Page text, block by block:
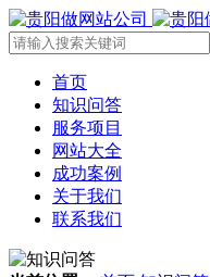
首页
知识问答
服务项目
网站大全
成功案例
关于我们
联系我们